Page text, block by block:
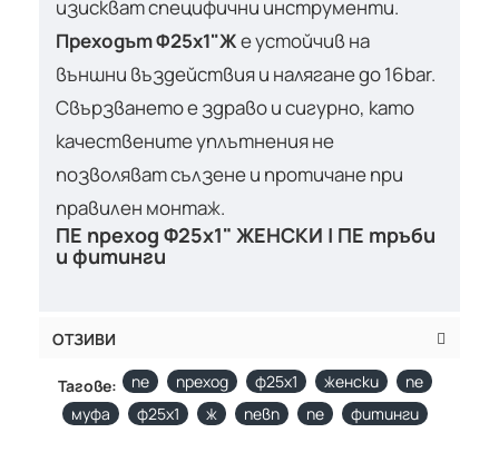
изискват специфични инструменти.
Преходът Ф25х1"Же устойчив на
външни въздействия и налягане до 16bar.
Свързването е здраво и сигурно, като
качествените уплътнения не
позволяват сълзене и протичане при
правилен монтаж.
ПЕ преход Ф25х1" ЖЕНСКИ | ПЕ тръби
и фитинги
ОТЗИВИ
Тагове: пе преход ф25х1 женски
пе
муфа
ф25х1 ж певп пе фитинги